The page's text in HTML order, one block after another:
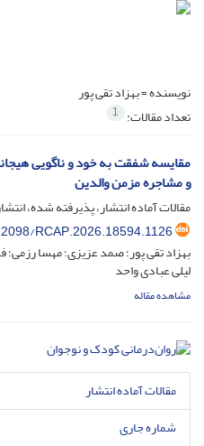
نویسنده =بهزاد تقی پور
تعداد مقالات: 1
مقایسه شفقت به خود و ناگویی
و مشاجره مزمن والدین
مقالات آماده انتشار، پذیرفته شده،
RCAP.2026.18594.1126
بهزاد تقی پور؛ صمد عزیزی؛ مهسا رزمی؛
لیلی عبادی واحد
مشاهده مقاله
مقالات آماده انتشار
شماره جاری